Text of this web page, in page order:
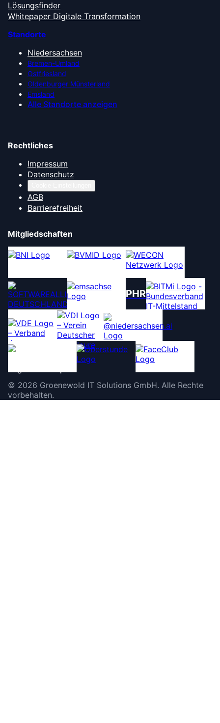
Lösungsfinder
Whitepaper Digitale Transformation
Standorte
Niedersachsen
Bremen-Umland
Ostfriesland
Oldenburger Münsterland
Emsland
Alle Standorte anzeigen
Rechtliches
Impressum
Datenschutz
AGB
Barrierefreiheit
Mitgliedschaften
PHR
© 2026 Groenewold IT Solutions GmbH. Alle Rechte
vorbehalten.